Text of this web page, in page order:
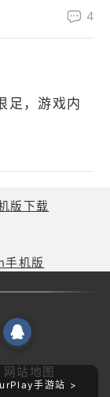
手游站 >
4
足，游戏内
版下载
手机版
网站地图